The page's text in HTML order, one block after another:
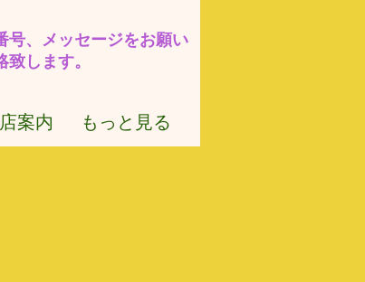
号、メッセージをお願い
します。
案内 もっと見る